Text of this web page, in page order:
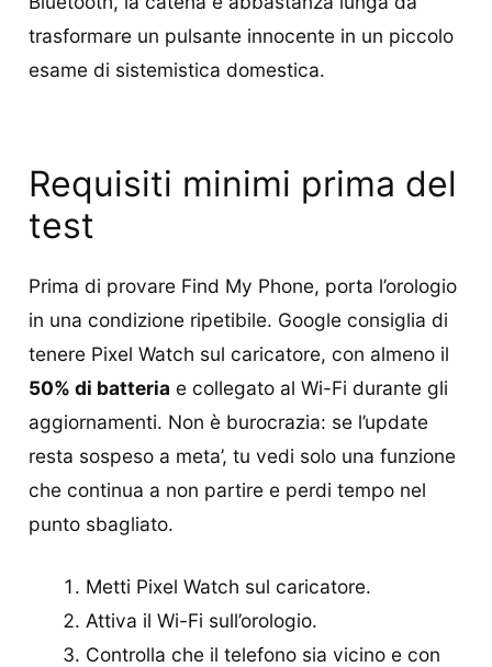
trasformare un pulsante innocente in un piccolo
esame di sistemistica domestica.
Requisiti minimi prima del
test
Prima di provare Find My Phone, porta l’orologio
in una condizione ripetibile. Google consiglia di
tenere Pixel Watch sul caricatore, con almeno il
50% di batteria e collegato al Wi-Fi durante gli
aggiornamenti. Non è burocrazia: se l’update
resta sospeso a meta’, tu vedi solo una funzione
che continua a non partire e perdi tempo nel
punto sbagliato.
Metti Pixel Watch sul caricatore.
Attiva il Wi-Fi sull’orologio.
Controlla che il telefono sia vicino e con